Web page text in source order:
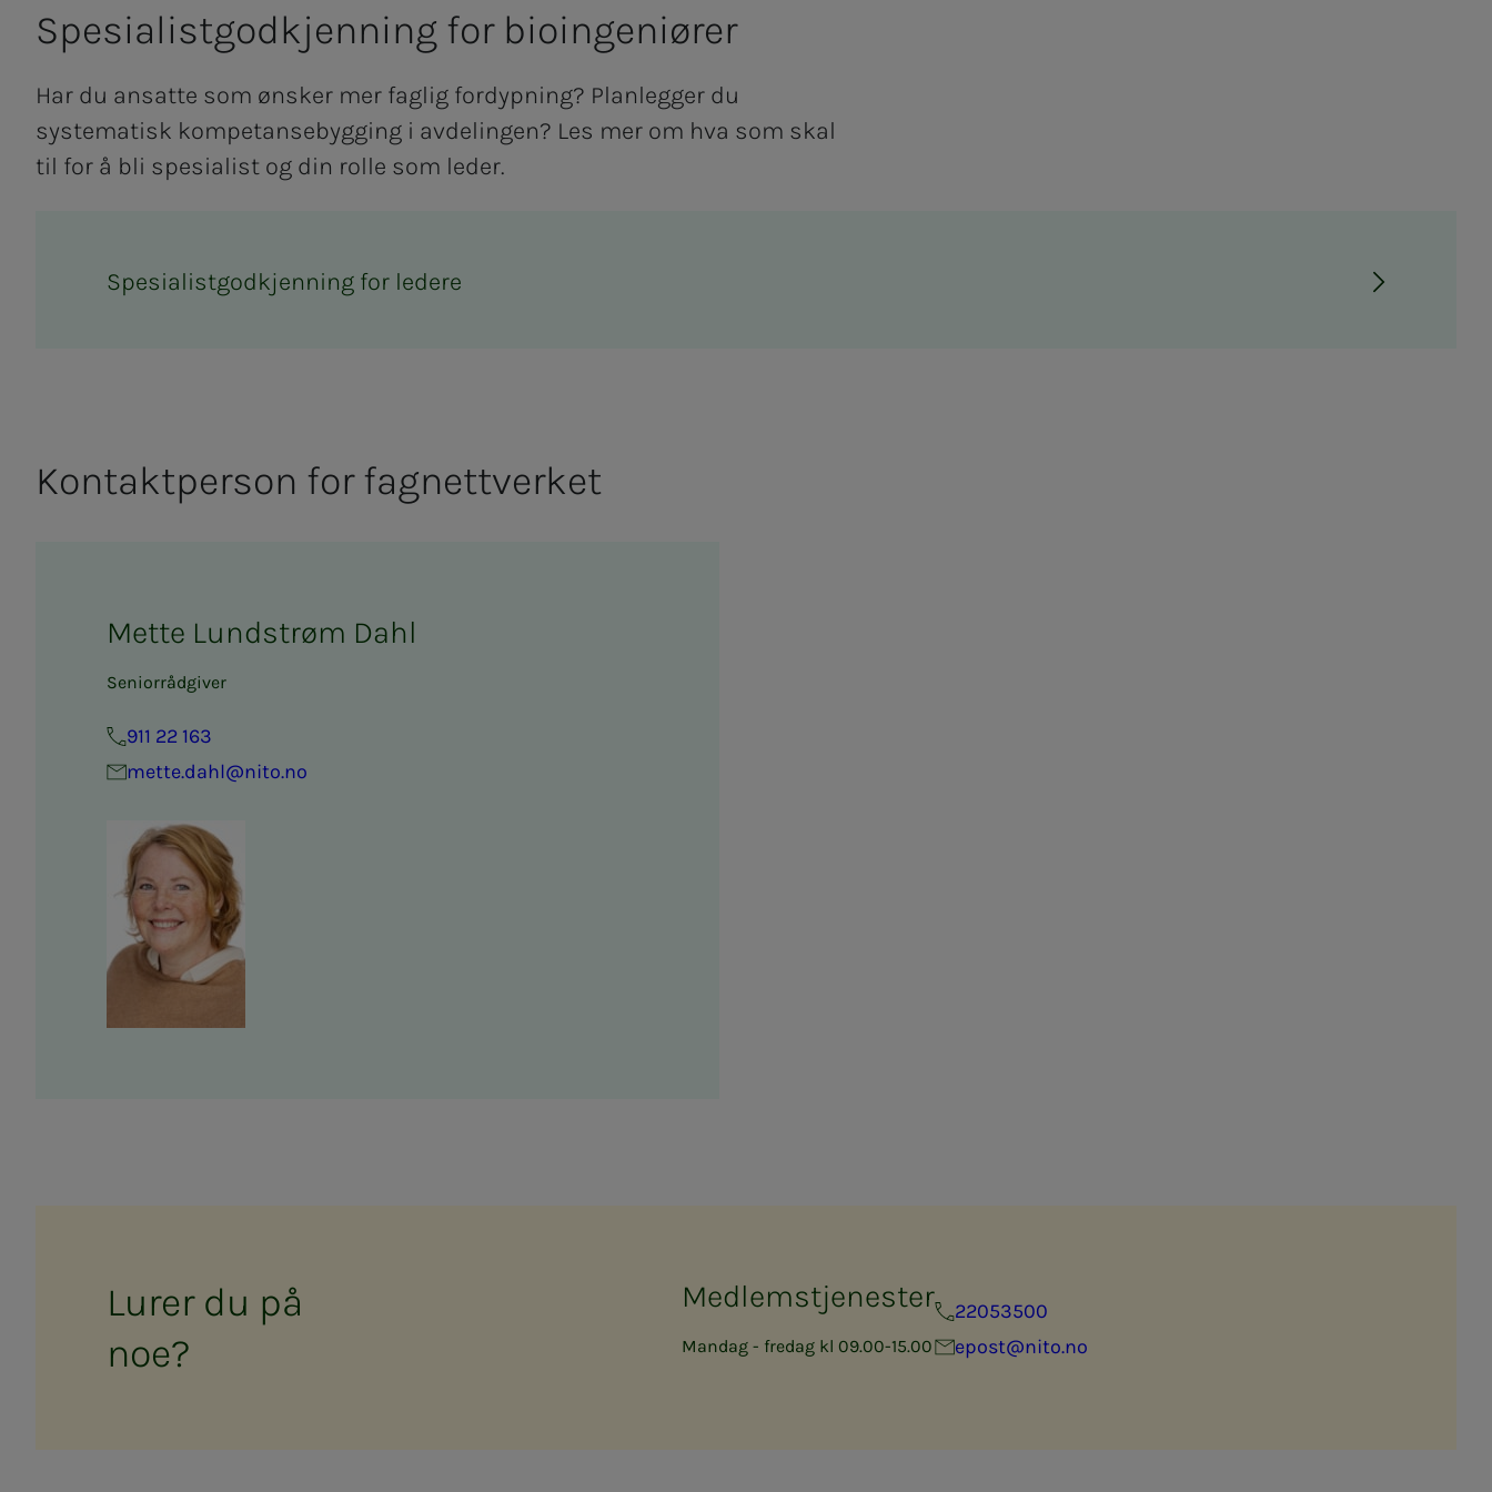
Spe­­­sia­­­list­­­go­d­kjen­­­ning for bio­­­in­­­ge­­­ni­ø­­­rer
Har du ansatte som ønsker mer faglig fordypning? Planlegger du
systematisk kompetansebygging i avdelingen? Les mer om hva som skal
til for å bli spesialist og din rolle som leder.
Spesialistgodkjenning for ledere
Kontaktperson for fagnettverket
Mette Lundstrøm Dahl
Seniorrådgiver
911 22 163
mette.dahl@nito.no
Lu­­­rer du på
noe?
Medlemstjenester
Mandag - fredag kl 09.00-15.00
22053500
epost@nito.no